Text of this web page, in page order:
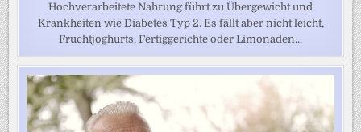
Hochverarbeitete Nahrung führt zu Übergewicht und
Krankheiten wie Diabetes Typ 2. Es fällt aber nicht leicht,
Fruchtjoghurts, Fertiggerichte oder Limonaden...